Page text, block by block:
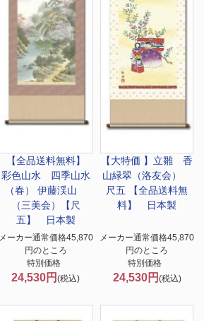
【全品送料無料】
彩色山水 四季山水
（春） 伊藤渓山
（三美会）【尺
五】 日本製
メーカー通常価格45,870
円のところ
特別価格
24,530円(税込)
【大特価 】 立雛 香
山緑翠（洛友会）
尺五 【全品送料無
料】 日本製
メーカー通常価格45,870
円のところ
特別価格
24,530円 (税込)